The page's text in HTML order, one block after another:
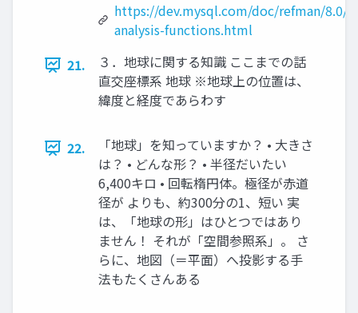
https://dev.mysql.com/doc/refman/8.0/
analysis-functions.html
21.
３．地球に関する知識 ここまでの話
直交座標系 地球 ※地球上の位置は、
緯度と経度であらわす
22.
「地球」を知っていますか？ • 大きさ
は？ • どんな形？ • 半径だいたい
6,400キロ • 回転楕円体。極径が赤道
径が よりも、約300分の1、短い 実
は、「地球の形」はひとつではあり
ません！ それが「空間参照系」。 さ
らに、地図（＝平面）へ投影する手
法もたくさんある